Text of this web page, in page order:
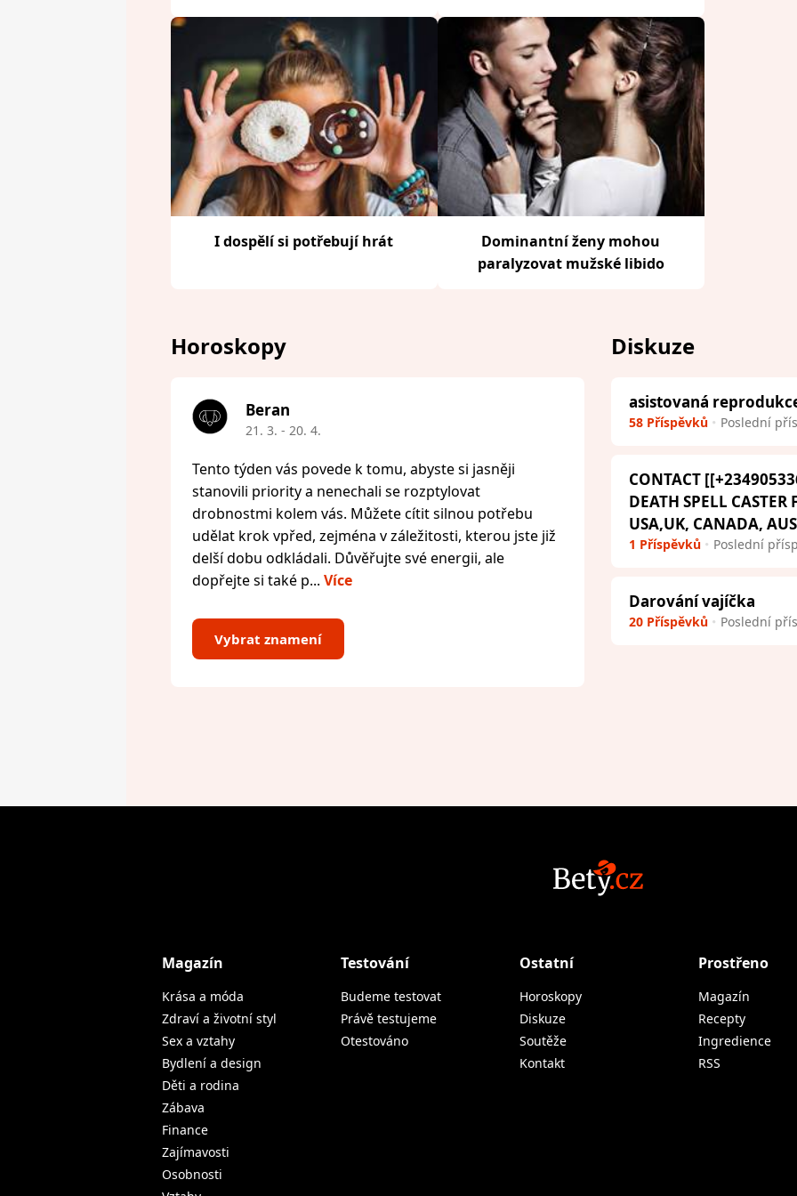
I dospělí si potřebují hrát
Dominantní ženy mohou
paralyzovat mužské libido
Horoskopy
Beran
21. 3. - 20. 4.
Tento týden vás povede k tomu, abyste si jasněji
stanovili priority a nenechali se rozptylovat
drobnostmi kolem vás. Můžete cítit silnou potřebu
udělat krok vpřed, zejména v záležitosti, kterou jste již
delší dobu odkládali. Důvěřujte své energii, ale
dopřejte si také p... Více
Vybrat znamení
Diskuze
asistovaná
58 Příspěvků Poslední
CONTACT
DEATH SPELL
USA,UK, CANADA,
1 Příspěvků Poslední
Darování vajíčka
20 Příspěvků Poslední
Magazín
Krása a móda
Zdraví a životní styl
Sex a vztahy
Bydlení a design
Děti a rodina
Zábava
Finance
Zajímavosti
Osobnosti
Testování
Budeme testovat
Právě testujeme
Otestováno
Ostatní
Horoskopy
Diskuze
Soutěže
Kontakt
Prostřeno
Magazín
Recepty
Ingredience
RSS